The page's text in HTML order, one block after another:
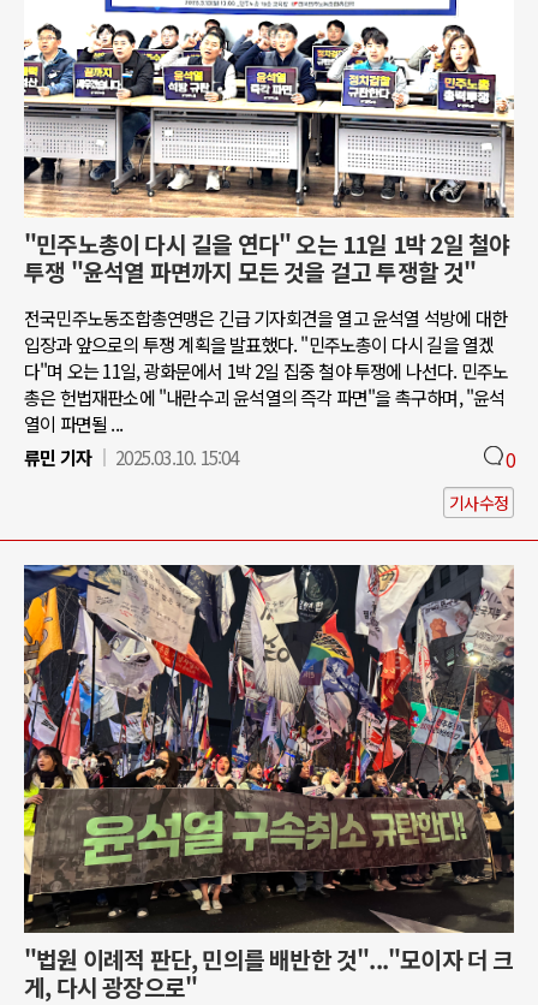
"민주노총이 다시 길을 연다" 오는 11일 1박 2일 철야
투쟁 "윤석열 파면까지 모든 것을 걸고 투쟁할 것"
전국민주노동조합총연맹은 긴급 기자회견을 열고 윤석열 석방에 대한
입장과 앞으로의 투쟁 계획을 발표했다. "민주노총이 다시 길을 열겠
다"며 오는 11일, 광화문에서 1박 2일 집중 철야 투쟁에 나선다. 민주노
총은 헌법재판소에 "내란수괴 윤석열의 즉각 파면"을 촉구하며, "윤석
열이 파면될 ...
류민 기자
2025.03.10. 15:04 0
기사수정
"법원 이례적 판단, 민의를 배반한 것"..."모이자 더 크
게, 다시 광장으로"